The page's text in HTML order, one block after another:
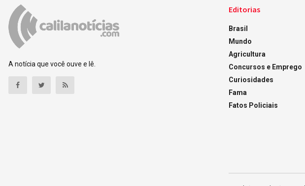
A notícia que você ouve e lê.
Editorias
Brasil
Mundo
Agricultura
Concursos e Emprego
Curiosidades
Fama
Fatos Policiais